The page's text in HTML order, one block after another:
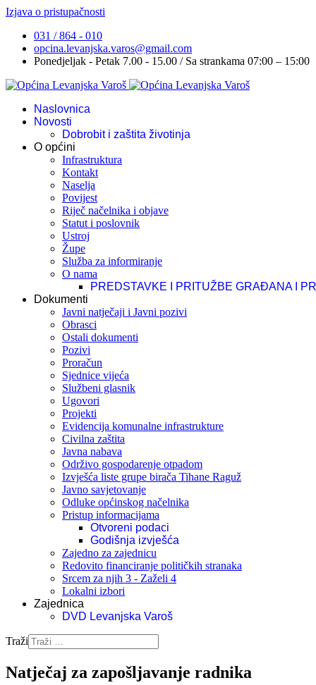
Izjava o pristupačnosti
031 / 864 - 010
opcina.levanjska.varos@gmail.com
Ponedjeljak - Petak 7.00 - 15.00 / Sa strankama 07:00 – 15:00
Naslovnica
Novosti
Dobrobit i zaštita životinja
O općini
Infrastruktura
Kontakt
Naselja
Povijest
Riječ načelnika i objave
Statut i poslovnik
Ustroj
Župe
Služba za informiranje
O nama
PREDSTAVKE I PRITUŽBE GRAĐANA I
Dokumenti
Javni natječaji i Javni pozivi
Obrasci
Ostali dokumenti
Pozivi
Proračun
Sjednice vijeća
Službeni glasnik
Ugovori
Projekti
Evidencija komunalne infrastrukture
Civilna zaštita
Javna nabava
Održivo gospodarenje otpadom
Izvješća liste grupe birača Tihane Raguž
Javno savjetovanje
Odluke općinskog načelnika
Pristup informacijama
Otvoreni podaci
Godišnja izvješća
Zajedno za zajednicu
Redovito financiranje političkih stranaka
Srcem za njih 3 - Zaželi 4
Lokalni izbori
Zajednica
DVD Levanjska Varoš
Traži
Natječaj za zapošljavanje radnika